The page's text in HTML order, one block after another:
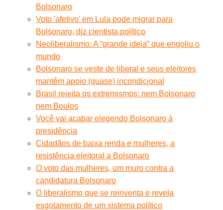
Bolsonaro
Voto 'afetivo' em Lula pode migrar para
Bolsonaro, diz cientista político
Neoliberalismo: A “grande ideia” que engoliu o
mundo
Bolsonaro se veste de liberal e seus eleitores
mantêm apoio (quase) incondicional
Brasil rejeita os extremismos: nem Bolsonaro
nem Boulos
Você vai acabar elegendo Bolsonaro à
presidência
Cidadãos de baixa renda e mulheres, a
resistência eleitoral a Bolsonaro
O voto das mulheres, um muro contra a
candidatura Bolsonaro
O liberalismo que se reinventa e revela
esgotamento de um sistema político